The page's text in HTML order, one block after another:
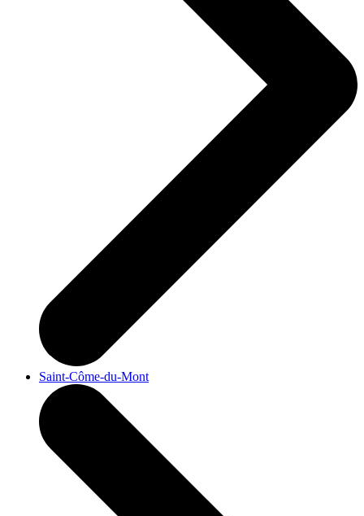
Saint-Côme-du-Mont